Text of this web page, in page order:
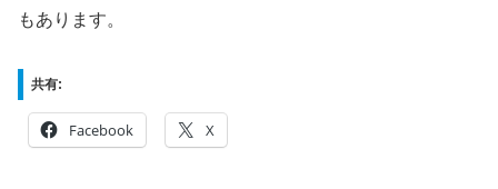
もあります。
共有:
Facebook X